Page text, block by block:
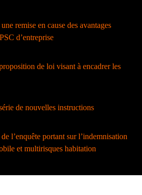
remise en cause des avantages
d’entreprise
de loi visant à encadrer les
de nouvelles instructions
l’enquête portant sur l’indemnisation
et multirisques habitation